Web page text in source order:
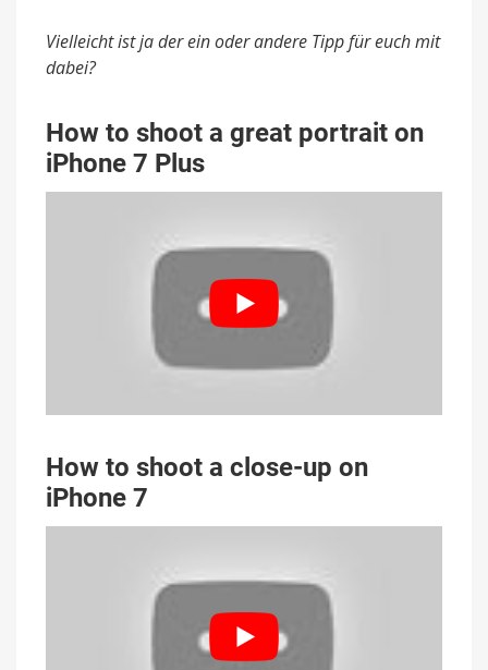
Vielleicht ist ja der ein oder andere Tipp für euch mit
dabei?
How to shoot a great portrait on
iPhone 7 Plus
How to shoot a close-up on
iPhone 7